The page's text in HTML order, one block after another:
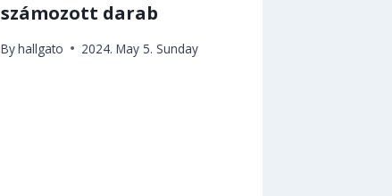
számozott darab
Byhallgato 2024. May 5. Sunday